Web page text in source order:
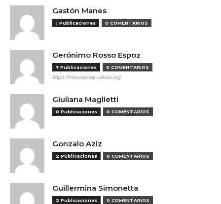
Gastón Manes
1 Publicaciones 0 COMENTARIOS
Gerónimo Rosso Espoz
7 Publicaciones 0 COMENTARIOS
https://visiondesarrollista.org
Giuliana Maglietti
0 Publicaciones 0 COMENTARIOS
Gonzalo Aziz
2 Publicaciones 0 COMENTARIOS
Guillermina Simonetta
2 Publicaciones 0 COMENTARIOS